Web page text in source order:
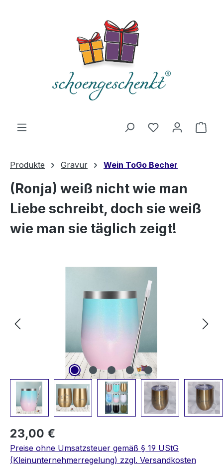
Du hast 0
Produkte Gravur Wein ToGo Becher
(Ronja) weiß nicht wie man
Liebe schreibt, doch sie weiß
wie man sie täglich zeigt!
23,00 €
Preise ohne Umsatzsteuer gemäß § 19 UStG
(Kleinunternehmerregelung) zzgl. Versandkosten